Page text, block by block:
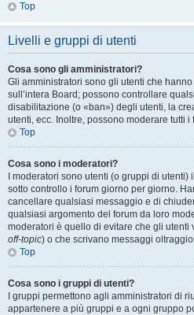
Top
Livelli e gruppi di utenti
Cosa sono gli amministratori?
Gli amministratori sono gli utenti che
sull’intera Board; possono controllare
disabilitazione (o «ban») degli utenti, la
utenti, ecc. Inoltre, possono moderare tutti i
Top
Cosa sono i moderatori?
I moderatori sono utenti (o gruppi di
sotto controllo i forum giorno per giorno.
cancellare qualsiasi messaggio e di
qualsiasi argomento del forum da loro
moderatori è quello di evitare che gli
off-topic) o che scrivano messaggi
Top
Cosa sono i gruppi di utenti?
I gruppi permettono agli amministratori di
appartenere a più gruppi e a ogni gruppo